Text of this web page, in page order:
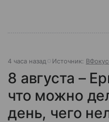
4 часа назад Источник:
8 августа –
что можно
день, чего